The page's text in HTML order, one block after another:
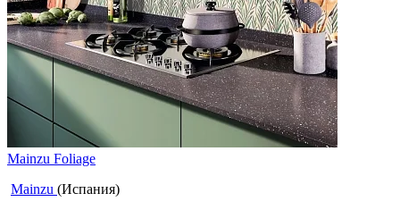
Mainzu Foliage
Mainzu (Испания)